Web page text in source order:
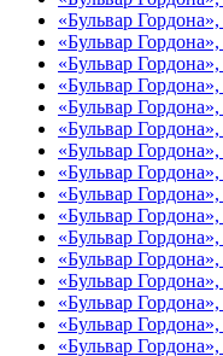
«Бульвар
«Бульвар
«Бульвар
«Бульвар
«Бульвар
«Бульвар
«Бульвар
«Бульвар
«Бульвар
«Бульвар
«Бульвар
«Бульвар
«Бульвар
«Бульвар
«Бульвар
«Бульвар